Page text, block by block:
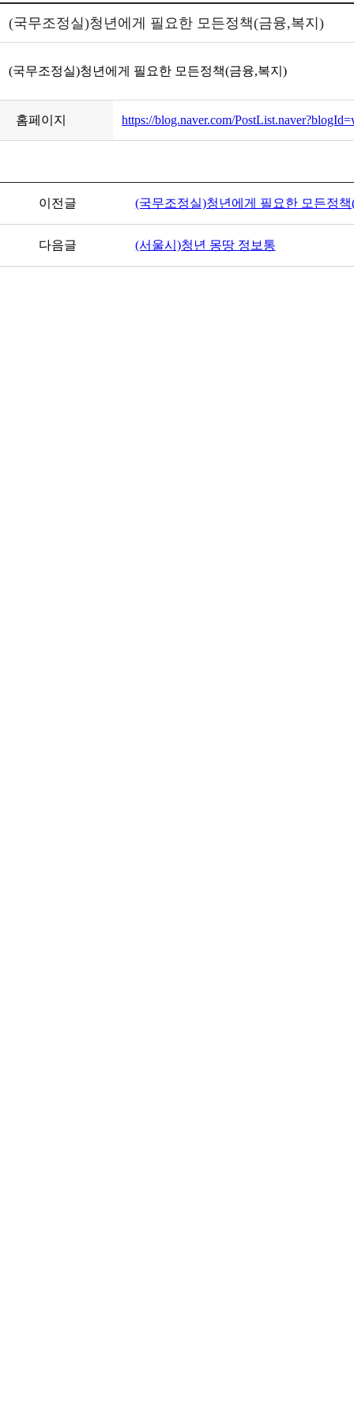
(국무조정실)청년에게 필요한 모든정책(금융,복지)
(국무조정실)청년에게 필요한 모든정책(금융,복지)
홈페이지 https://blog.naver.com/
이전글 (국무조정실)청년에게 필요한 모든정
다음글 (서울시)청년 몽땅 정보통